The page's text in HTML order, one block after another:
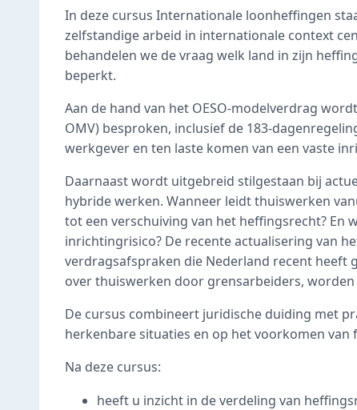
In deze cursus Internationale loonheffingen
zelfstandige arbeid in internationale context
behandelen we de vraag welk land in zijn
beperkt.
Aan de hand van het OESO-modelverdrag
OMV) besproken, inclusief de 183-
werkgever en ten laste komen van een vaste
Daarnaast wordt uitgebreid stilgestaan bij
hybride werken. Wanneer leidt thuiswerken
tot een verschuiving van het heffingsrecht? En
inrichtingrisico? De recente actualisering van
verdragsafspraken die Nederland recent heeft
over thuiswerken door grensarbeiders,
De cursus combineert juridische duiding met
herkenbare situaties en op het voorkomen van
Na deze cursus:
heeft u inzicht in de verdeling van